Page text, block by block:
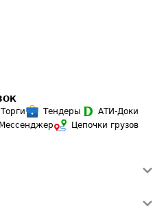
Торги Тендеры
АТИ-Доки
Цепочки грузов